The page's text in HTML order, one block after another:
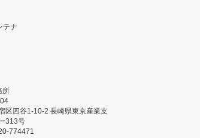
テナ
所
区四谷1-10-2 長崎県東京産業支
313号
774471